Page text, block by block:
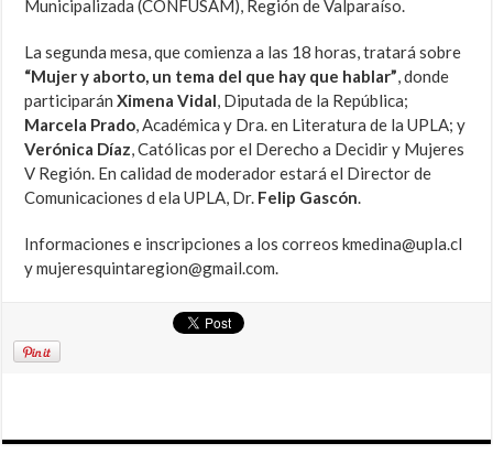
Municipalizada (CONFUSAM), Región de Valparaíso.
La segunda mesa, que comienza a las 18 horas, tratará sobre
“Mujer y aborto, un tema del que hay que hablar”, donde
participaránXimena Vidal, Diputada de la República;
Marcela Prado, Académica y Dra. en Literatura de la UPLA; y
Verónica Díaz, Católicas por el Derecho a Decidir y Mujeres
V Región. En calidad de moderador estará el Director de
Comunicaciones d ela UPLA, Dr. Felip Gascón.
Informaciones e inscripciones a los correos kmedina@upla.cl
y mujeresquintaregion@gmail.com.